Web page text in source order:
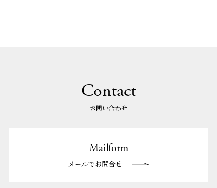
Contact
お問い合わせ
Mailform
メールでお問合せ